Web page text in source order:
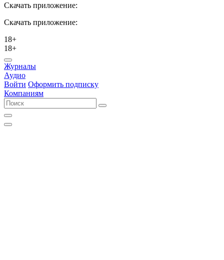
Скачать приложение:
Скачать приложение:
18+
18+
Журналы
Аудио
Войти Оформить подписку
Компаниям